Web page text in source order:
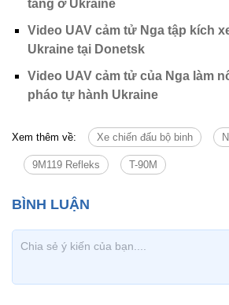
tăng ở Ukraine
Video UAV cảm tử Nga tập kích
Ukraine tại Donetsk
Video UAV cảm tử của Nga làm
pháo tự hành Ukraine
Xem thêm về: Xe chiến đấu bộ binh
9M119 Refleks T-90M